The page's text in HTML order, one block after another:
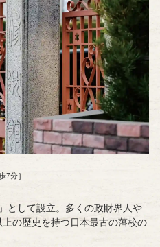
7分］
として設立。多くの政財界人や
の歴史を持つ日本最古の藩校の